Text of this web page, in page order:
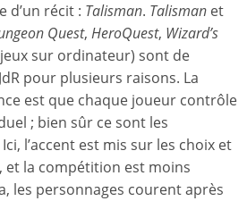
d’un récit : Talisman. Talisman et
Quest, HeroQuest, Wizard’s
sur ordinateur) sont de
pour plusieurs raisons. La
est que chaque joueur contrôle
; bien sûr ce sont les
l’accent est mis sur les choix et
et la compétition est moins
les personnages courent après